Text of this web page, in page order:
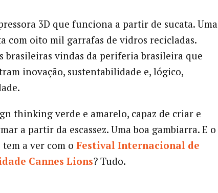
3D que funciona a partir de sucata. Uma
com oito mil garrafas de vidros recicladas.
brasileiras vindas da periferia brasileira que
inovação, sustentabilidade e, lógico,
thinking verde e amarelo, capaz de criar e
a partir da escassez. Uma boa gambiarra. E o
tem a ver com o Festival Internacional de
Cannes Lions? Tudo.